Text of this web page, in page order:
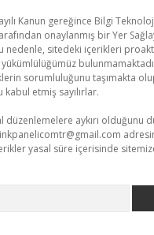
Kanun gereğince Bilgi
onaylanmış bir Yer
nedenle, sitedeki içerikleri
sorumluluğunu taşımakta
etmiş sayılırlar.
düzenlemelere aykırı olduğunu
yasal süre içerisinde